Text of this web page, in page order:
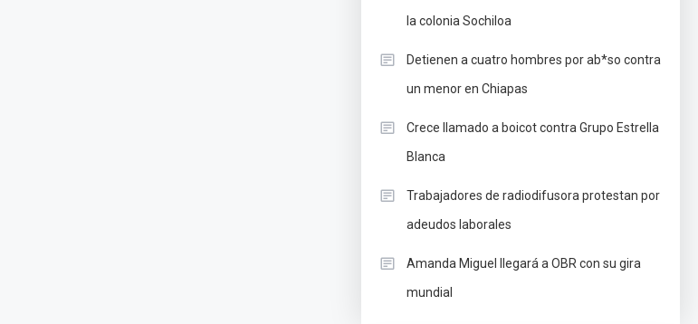
la colonia Sochiloa
Detienen a cuatro hombres por ab*so contra
un menor en Chiapas
Crece llamado a boicot contra Grupo Estrella
Blanca
Trabajadores de radiodifusora protestan por
adeudos laborales
Amanda Miguel llegará a OBR con su gira
mundial